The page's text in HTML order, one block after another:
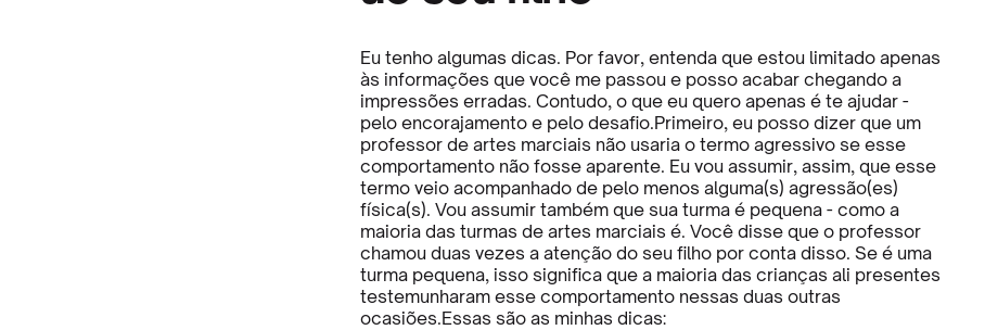
Eu tenho algumas dicas. Por favor, entenda que estou limitado apenas
às informações que você me passou e posso acabar chegando a
impressões erradas. Contudo, o que eu quero apenas é te ajudar -
pelo encorajamento e pelo desafio.Primeiro, eu posso dizer que um
professor de artes marciais não usaria o termo agressivo se esse
comportamento não fosse aparente. Eu vou assumir, assim, que esse
termo veio acompanhado de pelo menos alguma(s) agressão(es)
física(s). Vou assumir também que sua turma é pequena - como a
maioria das turmas de artes marciais é. Você disse que o professor
chamou duas vezes a atenção do seu filho por conta disso. Se é uma
turma pequena, isso significa que a maioria das crianças ali presentes
testemunharam esse comportamento nessas duas outras
ocasiões.Essas são as minhas dicas: